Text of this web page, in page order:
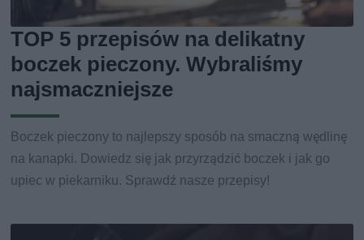
TOP 5 przepisów na delikatny
boczek pieczony. Wybraliśmy
najsmaczniejsze
Boczek pieczony to najlepszy sposób na smaczną wędlinę
na kanapki. Dowiedz się jak przyrządzić boczek i jak go
upiec w piekarniku. Sprawdź nasze przepisy!